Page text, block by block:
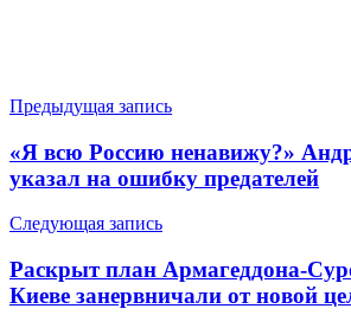
Навигация
по
записям
Предыдущая запись
«Я всю Россию ненавижу?»
указал на ошибку предателей
Следующая запись
Раскрыт план Армагеддона-
Киеве занервничали от новой